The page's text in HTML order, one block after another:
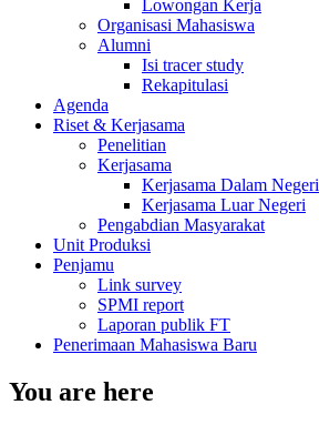
Lowongan Kerja
Organisasi Mahasiswa
Alumni
Isi tracer study
Rekapitulasi
Agenda
Riset & Kerjasama
Penelitian
Kerjasama
Kerjasama Dalam Negeri
Kerjasama Luar Negeri
Pengabdian Masyarakat
Unit Produksi
Penjamu
Link survey
SPMI report
Laporan publik FT
Penerimaan Mahasiswa Baru
You are here